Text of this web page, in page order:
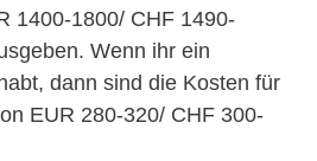
1400-1800/ CHF 1490-
Wenn ihr ein
dann sind die Kosten für
EUR 280-320/ CHF 300-